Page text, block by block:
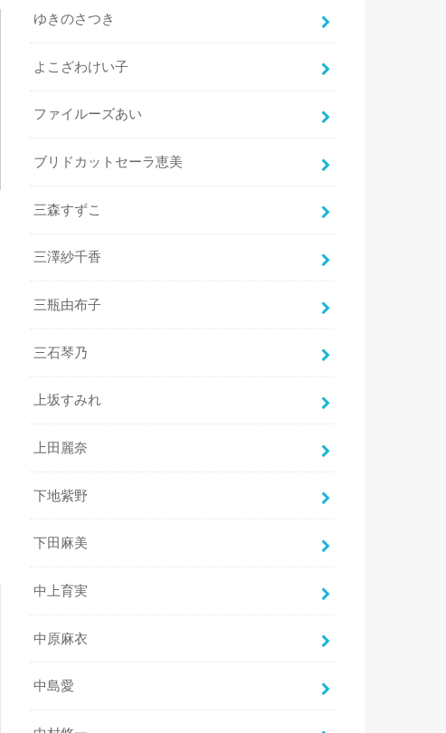
ゆきのさつき
よこざわけい子
ファイルーズあい
ブリドカットセーラ恵美
三森すずこ
三澤紗千香
三瓶由布子
三石琴乃
上坂すみれ
上田麗奈
下地紫野
下田麻美
中上育実
中原麻衣
中島愛